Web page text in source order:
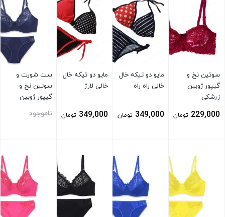
سوتین نخ و
گیپور ژوبین
زرشکی
229,000 تومان
مایو دو تیکه خال
خالی راه راه
349,000 تومان
مایو دو تیکه خال
خالی لارژ
349,000 تومان
ست شورت و
سوتین نخ و
گیپور ژوبین
ناموجود